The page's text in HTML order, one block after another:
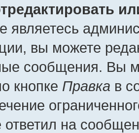
являетесь
вы можете
сообщения. Вы
кнопке Правка в
ответил на